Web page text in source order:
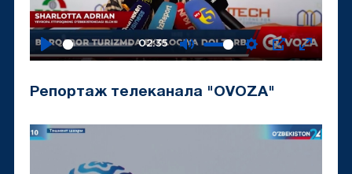
Play
02:35
Mute Settings
PIP Enter
Репортаж телеканала "OVOZA"